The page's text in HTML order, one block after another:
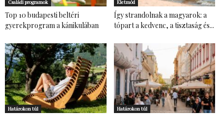
Családi programok
Top 10 budapesti beltéri
gyerekprogram a kánikulában
Életmód
Így strandolnak a magyarok: a
tópart a kedvenc, a tisztaság és...
Határokon túl Határokon túl